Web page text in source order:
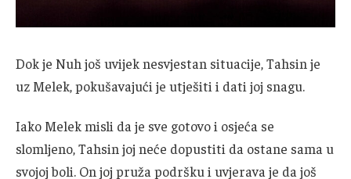
Dok je Nuh još uvijek nesvjestan situacije, Tahsin je
uz Melek, pokušavajući je utješiti i dati joj snagu.
Iako Melek misli da je sve gotovo i osjeća se
slomljeno, Tahsin joj neće dopustiti da ostane sama u
svojoj boli. On joj pruža podršku i uvjerava je da još